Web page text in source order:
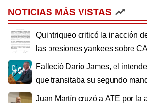
NOTICIAS MÁS VISTAS
Quintriqueo criticó la inacción
las presiones yankees sobre
Falleció Darío James, el
que transitaba su segundo
Juan Martín cruzó a ATE por la